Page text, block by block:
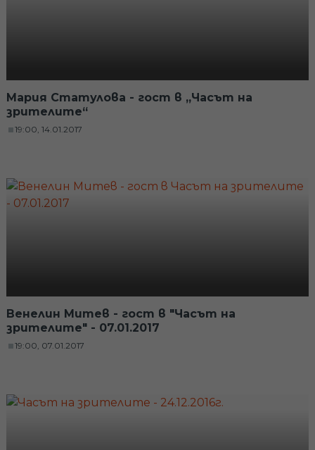
Мария Статулова - гост в „Часът на
зрителите“
19:00, 14.01.2017
Венелин Митев - гост в "Часът на
зрителите" - 07.01.2017
19:00, 07.01.2017